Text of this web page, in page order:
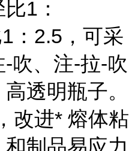
1：
：2.5，可采
吹、注-拉-吹
透明瓶子。
改进* 熔体粘
制品易应力